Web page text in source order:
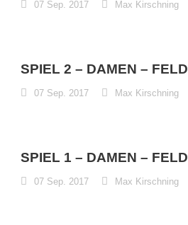
07 Sep. 2017
Max Kirschning
SPIEL 2 – DAMEN – FELD
07 Sep. 2017
Max Kirschning
SPIEL 1 – DAMEN – FELD
07 Sep. 2017
Max Kirschning